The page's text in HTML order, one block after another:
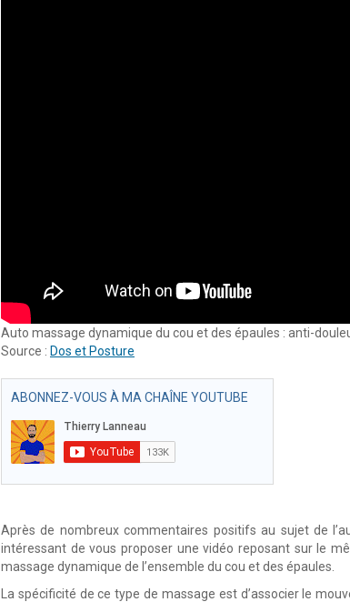
Auto massage dynamique du cou et des épaules : anti-
Source : Dos et Posture
ABONNEZ-VOUS À MA CHAÎNE YOUTUBE
Après de nombreux commentaires positifs au sujet de
intéressant de vous proposer une vidéo reposant sur le
massage dynamique de l’ensemble du cou et des épaules.
La spécificité de ce type de massage est d’associer le